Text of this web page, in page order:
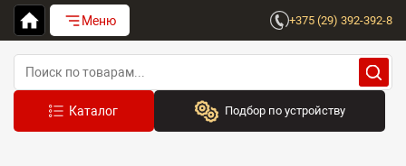
Меню +375 (29) 392-392-8
Подбор по устройству